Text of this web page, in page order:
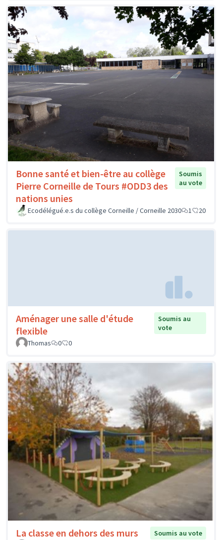
Bonne santé et bien-être au collège
Pierre Corneille de Tours #ODD3 des
nations unies
Soumis
au vote
Ecodélégué.e.s du collège Corneille / Corneille 2030 1 20
Aménager une salle d'étude
flexible
Soumis au
vote
Thomas
0 0
La classe en dehors des murs
Soumis au vote